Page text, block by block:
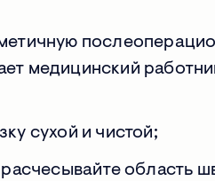
медицинский
сухой и чистой;
расчесывайте область